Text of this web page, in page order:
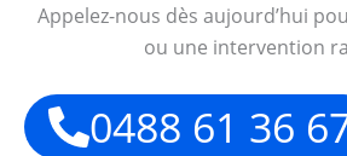
Appelez-nous dès aujourd’hui
ou une intervention
0488 61 36